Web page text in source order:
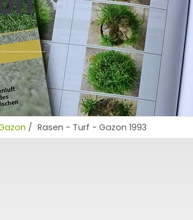
/ Rasen - Turf - Gazon 1993